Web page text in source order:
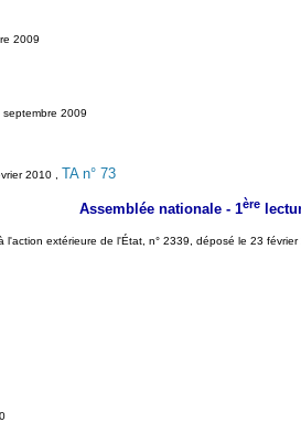
2009
2009
2010 , TA n° 73
Assemblée nationale - 1ère
extérieure de l'État, n° 2339, déposé le 23